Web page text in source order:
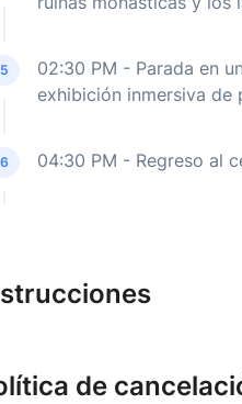
5
02:30 PM - Parada en
exhibición inmersiva de
6 04:30 PM - Regreso al
de